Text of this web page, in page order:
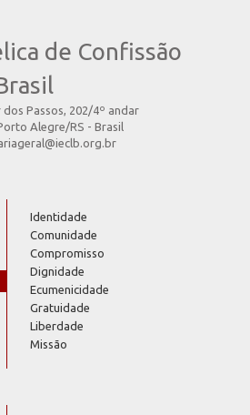
de Confissão
dos Passos, 202/4º andar
Alegre/RS - Brasil
Identidade
Comunidade
Compromisso
Dignidade
Ecumenicidade
Gratuidade
Liberdade
Missão